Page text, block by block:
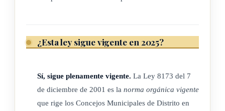
las copias de los documentos que les soliciten.
auditor interno, a tiempo completo o parcial, según sus
¿Esta ley sigue vigente en 2025?
Sí, sigue plenamente vigente. La Ley 8173 del 7
de diciembre de 2001 es la norma orgánica vigente
que rige los Concejos Municipales de Distrito en